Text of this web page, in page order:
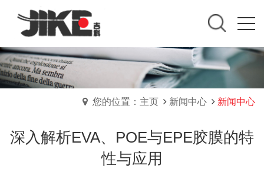
您的位置：主页 新闻中心 新闻中心
深入解析EVA、POE与EPE胶膜的特
性与应用